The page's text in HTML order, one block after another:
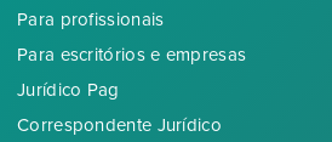
Para profissionais
Para escritórios e empresas
Jurídico Pag
Correspondente Jurídico